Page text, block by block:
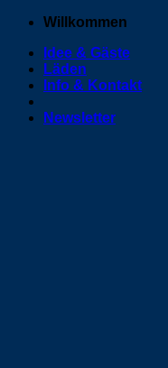
Zum
springen
Willkommen
Idee & Gäste
Läden
Info & Kontakt
Newsletter